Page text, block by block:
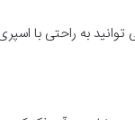
به راحتی با